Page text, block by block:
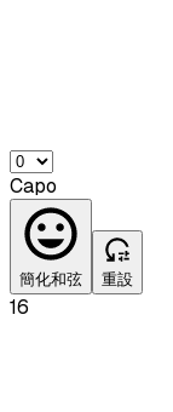
Capo
簡化和弦 重設
16